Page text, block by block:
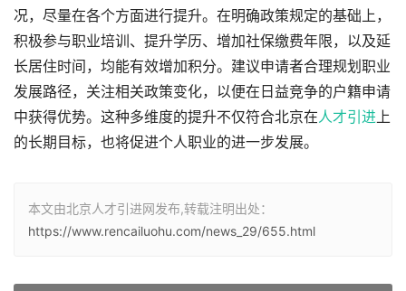
况，尽量在各个方面进行提升。在明确政策规定的基础上，
积极参与职业培训、提升学历、增加社保缴费年限，以及延
长居住时间，均能有效增加积分。建议申请者合理规划职业
发展路径，关注相关政策变化，以便在日益竞争的户籍申请
中获得优势。这种多维度的提升不仅符合北京在人才引进 上
的长期目标，也将促进个人职业的进一步发展。
本文由北京人才引进网发布,转载注明出处：
https://www.rencailuohu.com/news_29/655.html